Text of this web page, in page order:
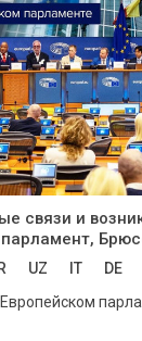
связи и
UZ IT DE